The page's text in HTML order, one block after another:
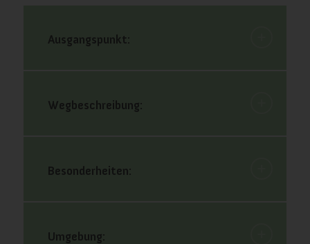
Ausgangspunkt:
Wegbeschreibung:
Besonderheiten:
Umgebung: